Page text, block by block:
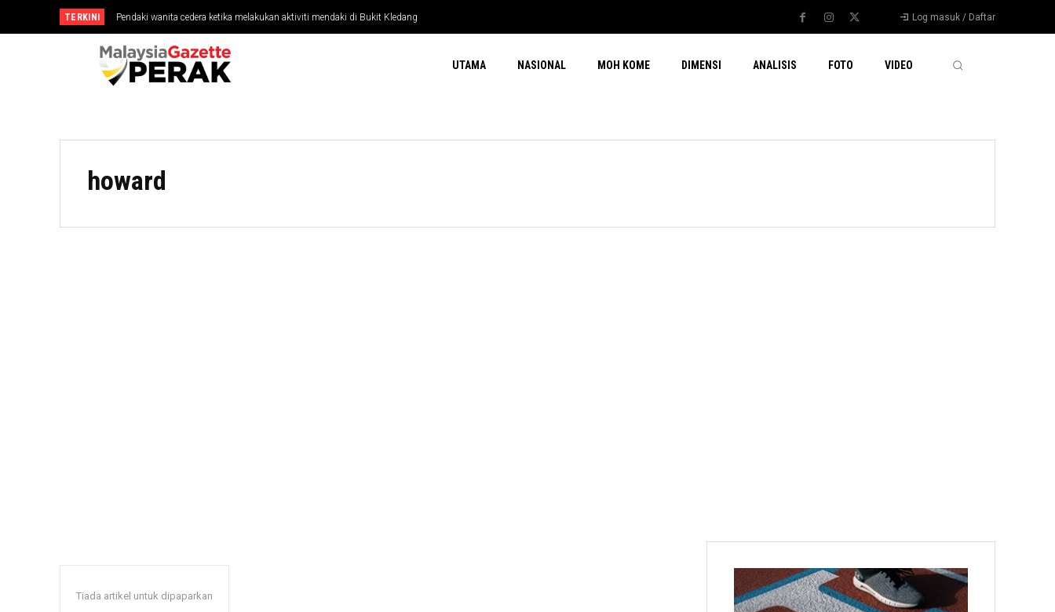
TERKINI Pendaki wanita cedera ketika melakukan aktiviti mendaki di Bukit Kledang Log masuk / Daftar
UTAMA NASIONAL MOH KOME DIMENSI ANALISIS FOTO VIDEO
howard
Tiada artikel untuk dipaparkan